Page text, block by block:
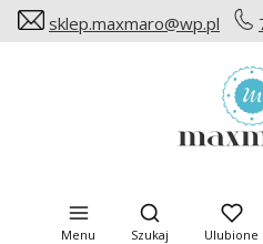
sklep.maxmaro@wp.pl
Menu
Otwórz
Szukaj Ulubione